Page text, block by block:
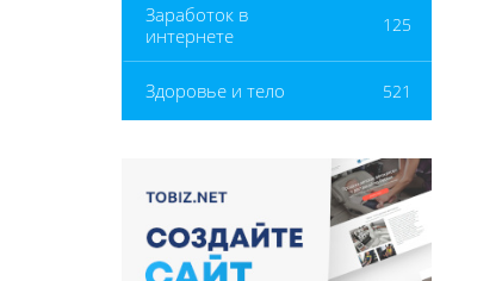
Заработок в
интернете
125
Здоровье и тело 521